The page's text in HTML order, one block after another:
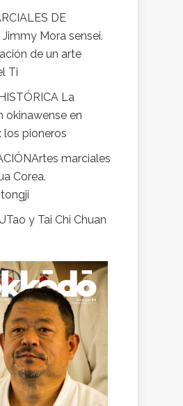
DE
Jimmy Mora sensei.
de un arte
Ti
La
okinawense en
los pioneros
marciales
Corea.
y Tai Chi Chuan